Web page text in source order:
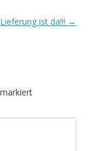
ist da!!! →
markiert